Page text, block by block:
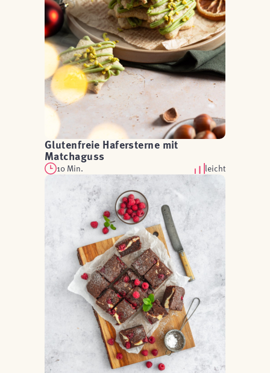
Glutenfreie Hafersterne mit
Matchaguss
10 Min. leicht